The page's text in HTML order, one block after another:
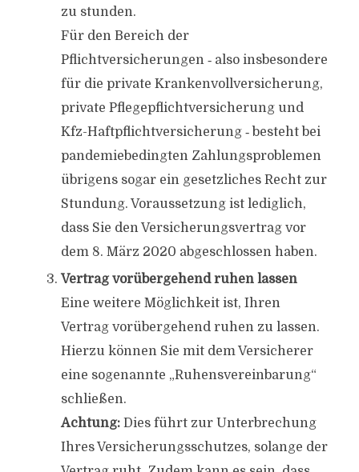
zu stunden.
Für den Bereich der
Pflichtversicherungen ‑ also insbesondere
für die private Krankenvollversicherung,
private Pflegepflichtversicherung und
Kfz-Haftpflichtversicherung ‑ besteht bei
pandemiebedingten Zahlungsproblemen
übrigens sogar ein gesetzliches Recht zur
Stundung. Voraussetzung ist lediglich,
dass Sie den Versicherungsvertrag vor
dem 8. März 2020 abgeschlossen haben.
Vertrag vorübergehend ruhen lassen
Eine weitere Möglichkeit ist, Ihren
Vertrag vorübergehend ruhen zu lassen.
Hierzu können Sie mit dem Versicherer
eine sogenannte „Ruhensvereinbarung“
schließen.
Achtung:Dies führt zur Unterbrechung
Ihres Versicherungsschutzes, solange der